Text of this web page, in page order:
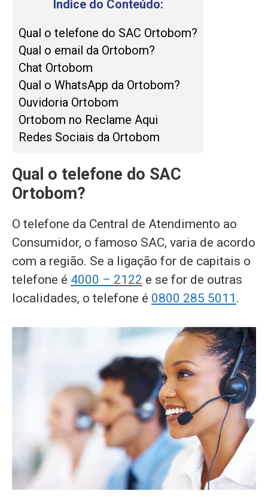
Índice do Conteúdo:
Qual o telefone do SAC Ortobom?
Qual o email da Ortobom?
Chat Ortobom
Qual o WhatsApp da Ortobom?
Ouvidoria Ortobom
Ortobom no Reclame Aqui
Redes Sociais da Ortobom
Qual o telefone do SAC
Ortobom?
O telefone da Central de Atendimento ao
Consumidor, o famoso SAC, varia de acordo
com a região. Se a ligação for de capitais o
telefone é 4000 – 2122 e se for de outras
localidades, o telefone é 0800 285 5011 .